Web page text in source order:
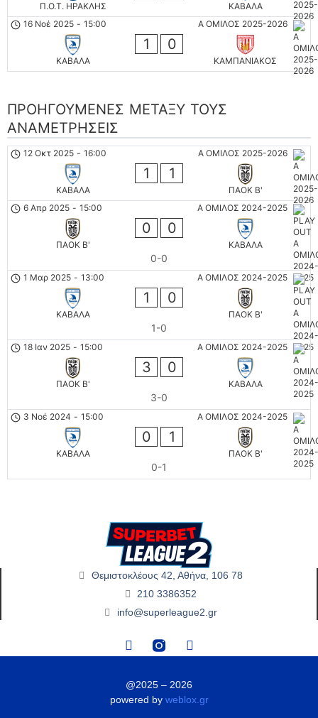
Π.Ο.Τ. ΗΡΑΚΛΗΣ
ΚΑΒΑΛΑ
Α ΟΜΙΛΟΣ 2025-2026
16 Νοέ 2025 - 15:00
ΚΑΒΑΛΑ
1 0
ΚΑΜΠΑΝΙΑΚΟΣ
ΠΡΟΗΓΟΎΜΕΝΕΣ ΜΕΤΑΞΎ ΤΟΥΣ
ΑΝΑΜΕΤΡΉΣΕΙΣ
Α ΟΜΙΛΟΣ 2025-2026
12 Οκτ 2025 - 16:00
ΚΑΒΑΛΑ
1 1
ΠΑΟΚ Β'
Α ΟΜΙΛΟΣ 2024-2025
6 Απρ 2025 - 15:00
ΠΑΟΚ Β'
0 0
ΚΑΒΑΛΑ
0-0
Α ΟΜΙΛΟΣ 2024-2025
1 Μαρ 2025 - 13:00
ΚΑΒΑΛΑ
1 0
ΠΑΟΚ Β'
1-0
Α ΟΜΙΛΟΣ 2024-2025
18 Ιαν 2025 - 15:00
ΠΑΟΚ Β'
3 0
ΚΑΒΑΛΑ
3-0
Α ΟΜΙΛΟΣ 2024-2025
3 Νοέ 2024 - 15:00
ΚΑΒΑΛΑ
0 1
ΠΑΟΚ Β'
0-1
Θεμιστοκλέους 42, Αθήνα, 106 78
210 3386352
info@superleague2.gr
@2025 – 2026
powered by weblox.gr